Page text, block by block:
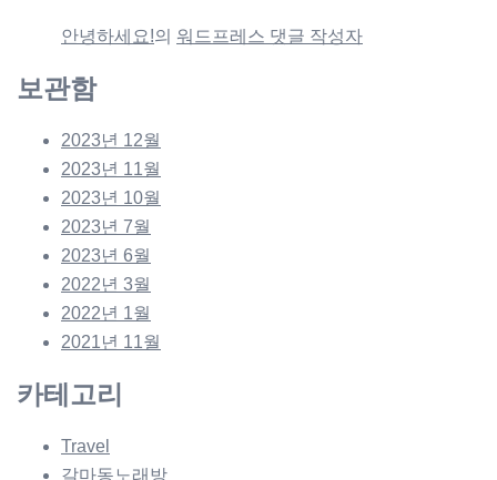
안녕하세요!의 워드프레스 댓글 작성자
보관함
2023년 12월
2023년 11월
2023년 10월
2023년 7월
2023년 6월
2022년 3월
2022년 1월
2021년 11월
카테고리
Travel
갈마동노래방